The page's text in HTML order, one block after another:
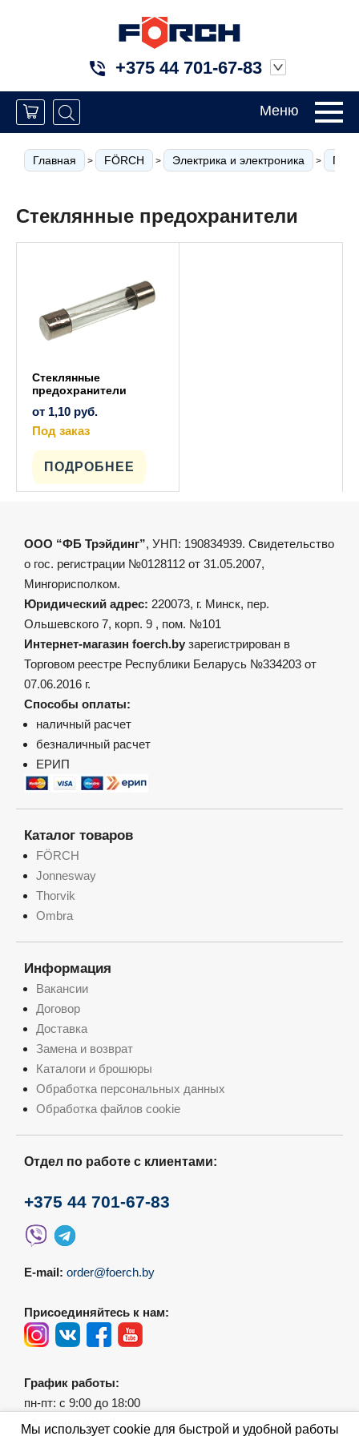
+375 44 701-67-83
Меню
Главная > FÖRCH > Электрика и электроника >
Стеклянные предохранители
Стеклянные
предохранители
от 1,10 руб.
Под заказ
ПОДРОБНЕЕ
странице
ООО “ФБ Трэйдинг”, УНП: 190834939. Свидетельство
о гос. регистрации №0128112 от 31.05.2007,
Мингорисполком.
Юридический адрес: 220073, г. Минск, пер.
Ольшевского 7, корп. 9 , пом. №101
Интернет-магазин foerch.by зарегистрирован в
Торговом реестре Республики Беларусь №334203 от
07.06.2016 г.
Способы оплаты:
наличный расчет
безналичный расчет
ЕРИП
Каталог товаров
FÖRCH
Jonnesway
Thorvik
Ombra
Информация
Вакансии
Договор
Доставка
Замена и возврат
Каталоги и брошюры
Обработка персональных данных
Обработка файлов cookie
Отдел по работе с клиентами:
+375 44 701-67-83
E-mail: order@foerch.by
Присоединяйтесь к нам:
График работы:
пн-пт: с 9:00 до 18:00
сб-вс: выходной
Мы использует cookie для быстрой и удобной работы